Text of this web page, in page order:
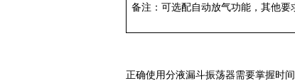
备注：可选配自动放气功能，其他要
正确使用分液漏斗振荡器需要掌握时